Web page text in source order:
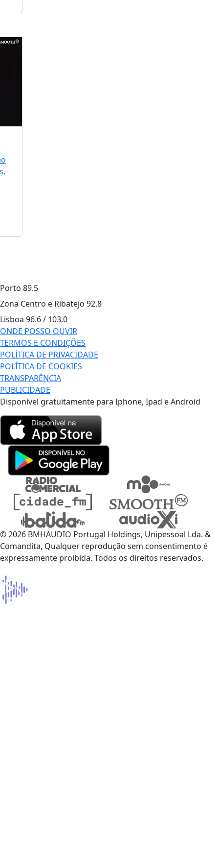
Porto 89.5
Zona Centro e Ribatejo 92.8
Lisboa 96.6 / 103.0
ONDE POSSO OUVIR
TERMOS E CONDIÇÕES
POLÍTICA DE PRIVACIDADE
POLÍTICA DE COOKIES
TRANSPARÊNCIA
PUBLICIDADE
Disponível gratuitamente para Iphone, Ipad e Android
© 2026 BMHAUDIO Portugal Holdings, Unipessoal Lda. &
Comandita, Qualquer reprodução sem consentimento é
expressamente proibida. Todos os direitos reservados.